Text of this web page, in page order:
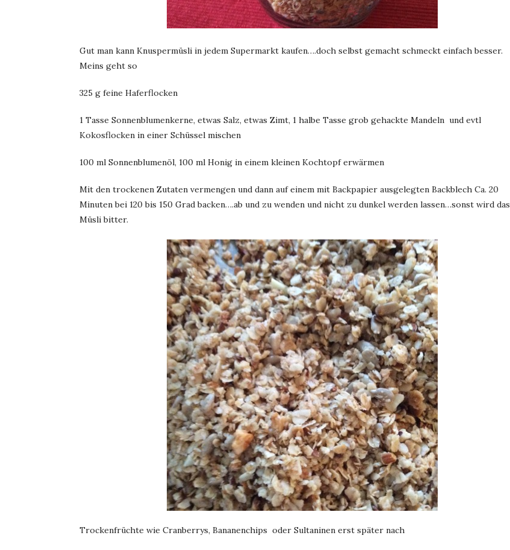
Gut man kann Knuspermüsli in jedem Supermarkt kaufen….doch selbst gemacht schmeckt einfach besser.
Meins geht so
325 g feine Haferflocken
1 Tasse Sonnenblumenkerne, etwas Salz, etwas Zimt, 1 halbe Tasse grob gehackte Mandeln und evtl
Kokosflocken in einer Schüssel mischen
100 ml Sonnenblumenöl, 100 ml Honig in einem kleinen Kochtopf erwärmen
Mit den trockenen Zutaten vermengen und dann auf einem mit Backpapier ausgelegten Backblech Ca. 20
Minuten bei 120 bis 150 Grad backen….ab und zu wenden und nicht zu dunkel werden lassen…sonst wird das
Müsli bitter.
Trockenfrüchte wie Cranberrys, Bananenchips oder Sultaninen erst später nach